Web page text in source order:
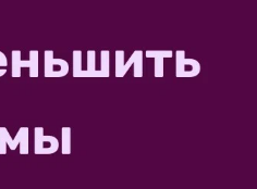
листочки
пожалуйста, почему